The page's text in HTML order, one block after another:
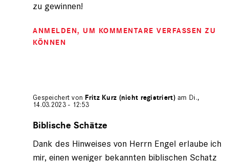
zu gewinnen!
ANMELDEN, UM KOMMENTARE VERFASSEN ZU
KÖNNEN
Gespeichert von Fritz Kurz (nicht registriert)am Di.,
14.03.2023 - 12:53
auf
Gerhard
(nicht
Biblische Schätze
Dank des Hinweises von Herrn Engel erlaube ich
mir, einen weniger bekannten biblischen Schatz